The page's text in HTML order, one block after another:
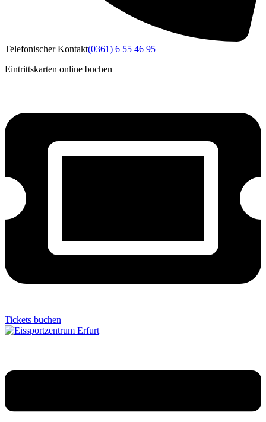
Telefonischer Kontakt(0361) 6 55 46 95
Eintrittskarten online buchen
Tickets buchen